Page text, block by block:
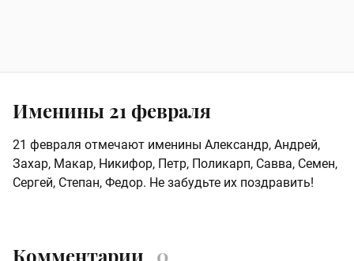
Именины 21 февраля
21 февраля отмечают именины Александр, Андрей,
Захар, Макар, Никифор, Петр, Поликарп, Савва, Семен,
Сергей, Степан, Федор. Не забудьте их поздравить!
Комментарии 0